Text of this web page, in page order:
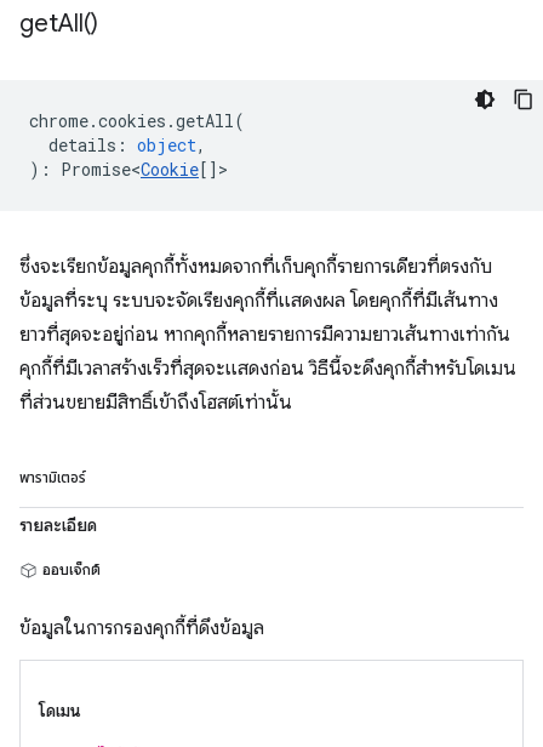
getAll()
chrome.cookies .getAll(
details : object,
) : Promise<Cookie[] >
ซึ่งจะเรียกข้อมูลคุกกี้ทั้งหมดจากที่เก็บคุกกี้รายการเดียวที่ตรงกับ
ข้อมูลที่ระบุ ระบบจะจัดเรียงคุกกี้ที่แสดงผล โดยคุกกี้ที่มีเส้นทาง
ยาวที่สุดจะอยู่ก่อน หากคุกกี้หลายรายการมีความยาวเส้นทางเท่ากัน
คุกกี้ที่มีเวลาสร้างเร็วที่สุดจะแสดงก่อน วิธีนี้จะดึงคุกกี้สำหรับโดเมน
ที่ส่วนขยายมีสิทธิ์เข้าถึงโฮสต์เท่านั้น
พารามิเตอร์
รายละเอียด
ออบเจ็กต์
ข้อมูลในการกรองคุกกี้ที่ดึงข้อมูล
โดเมน